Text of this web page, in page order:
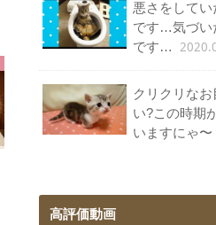
悪さをして
です…気づい
です…
クリクリな
い?この時期
いますにゃ〜
高評価動画